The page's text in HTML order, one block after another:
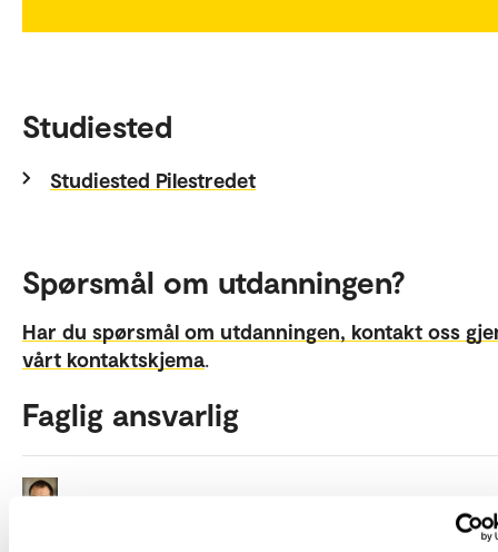
Studiested
Studiested Pilestredet
Spørsmål om utdanningen?
Har du spørsmål om utdanningen, kontakt oss
vårt kontaktskjema.
Faglig ansvarlig